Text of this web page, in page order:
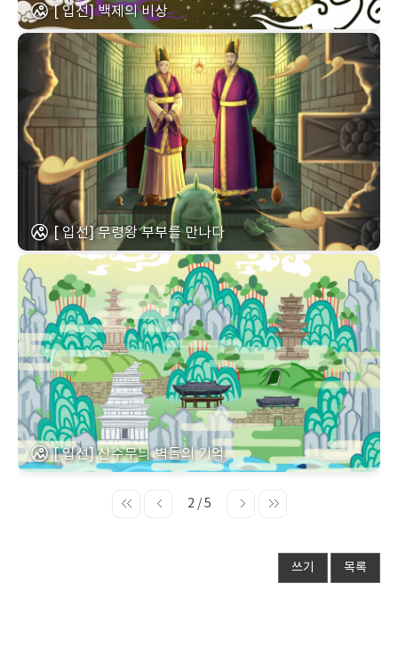
[ 입선] 백제의 비상
[ 입선] 무령왕 부부를 만나다
[ 입선] 산수무늬 벽돌의 기억
2 / 5
쓰기 목록